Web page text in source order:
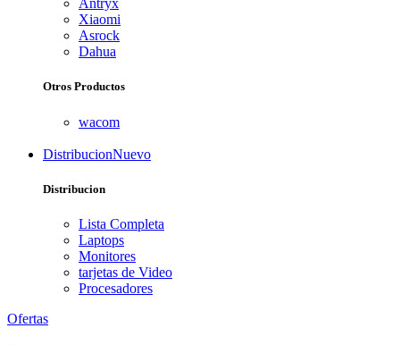
Antryx
Xiaomi
Asrock
Dahua
Otros Productos
wacom
DistribucionNuevo
Distribucion
Lista Completa
Laptops
Monitores
tarjetas de Video
Procesadores
Ofertas